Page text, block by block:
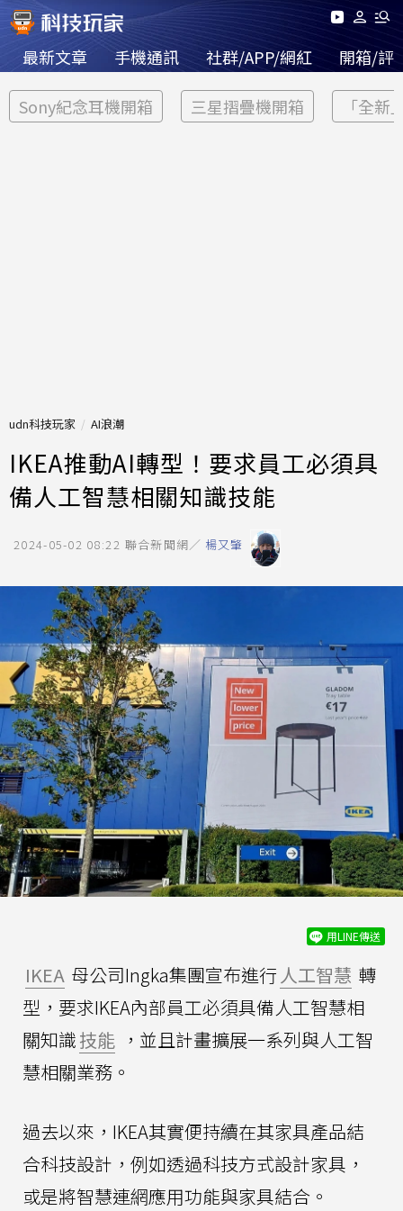
最新文章 手機通訊 社群/APP/網紅 開箱/評
Sony紀念耳機開箱 三星摺疊機開箱 「全新
udn科技玩家 AI浪潮
IKEA推動AI轉型！要求員工必須具
備人工智慧相關知識技能
2024-05-02 08:22 聯合新聞網／ 楊又肇
用LINE傳送
IKEA 母公司Ingka集團宣布進行 人工智慧 轉
型，要求IKEA內部員工必須具備人工智慧相
關知識技能 ，並且計畫擴展一系列與人工智
慧相關業務。
過去以來，IKEA其實便持續在其家具產品結
合科技設計，例如透過科技方式設計家具，
或是將智慧連網應用功能與家具結合。